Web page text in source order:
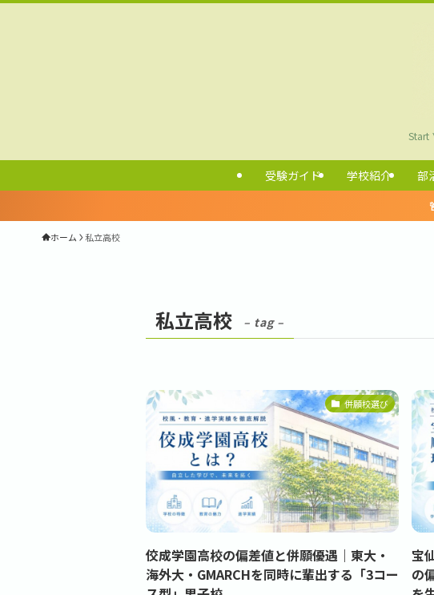
Start
受験ガイド 学校紹介 部
🚨【速報】
ホーム 私立高校
私立高校 – tag –
併願校選び
佼成学園高校の偏差値と併願優遇｜東大・
海外大・GMARCHを同時に輩出する「3コー
宝
の